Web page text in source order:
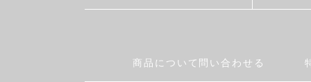
商品について問い合わせる